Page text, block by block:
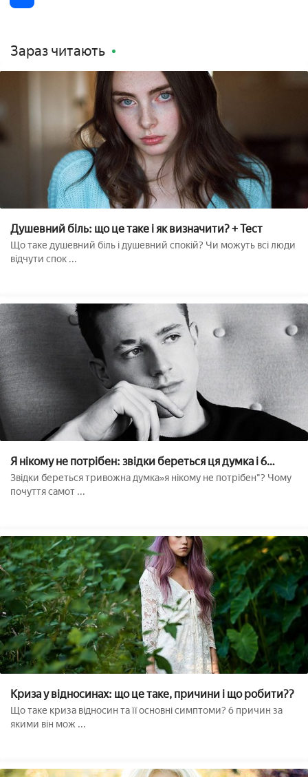
Зараз читають
Душевний біль: що це таке і як визначити? + Тест
Що таке душевний біль і душевний спокій? Чи можуть всі люди
відчути спок ...
Я нікому не потрібен: звідки береться ця думка і 6
рішень
Звідки береться тривожна думка»я нікому не потрібен"? Чому
почуття самот ...
Криза у відносинах: що це таке, причини і що робити??
Що таке криза відносин та її основні симптоми? 6 причин за
якими він мож ...